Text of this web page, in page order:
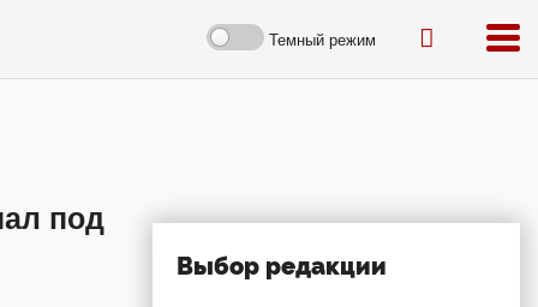
Темный режим
под
Выбор редакции